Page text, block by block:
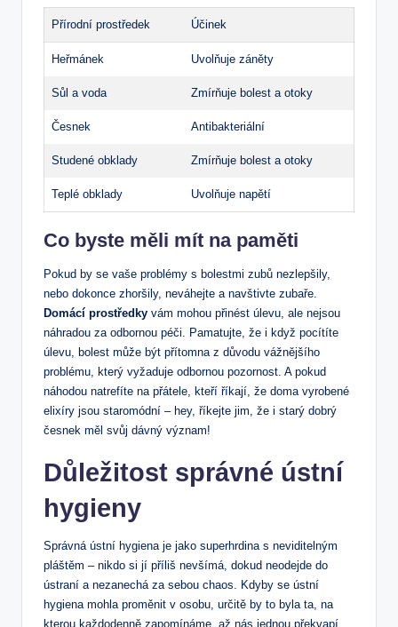
Přírodní prostředek Účinek
Heřmánek Uvolňuje záněty
Sůl a voda Zmírňuje bolest a otoky
Česnek Antibakteriální
Studené obklady Zmírňuje bolest a otoky
Teplé obklady Uvolňuje napětí
Co byste měli mít na paměti
Pokud by se vaše problémy s bolestmi zubů nezlepšily,
nebo dokonce zhoršily, neváhejte a navštivte zubaře.
Domácí prostředky vám mohou přinést úlevu, ale nejsou
náhradou za odbornou péči. Pamatujte, že i když pocítíte
úlevu, bolest může být přítomna z důvodu vážnějšího
problému, který vyžaduje odbornou pozornost. A pokud
náhodou natrefíte na přátele, kteří říkají, že doma vyrobené
elixíry jsou staromódní – hey, říkejte jim, že i starý dobrý
česnek měl svůj dávný význam!
Důležitost správné ústní
hygieny
Správná ústní hygiena je jako superhrdina s neviditelným
pláštěm – nikdo si jí příliš nevšímá, dokud neodejde do
ústraní a nezanechá za sebou chaos. Kdyby se ústní
hygiena mohla proměnit v osobu, určitě by to byla ta, na
kterou každodenně zapomínáme, až nás jednou překvapí